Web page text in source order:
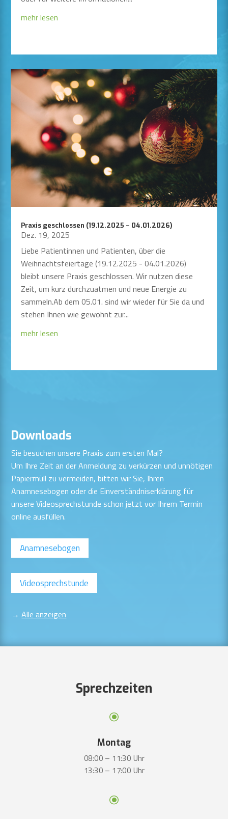
mehr lesen
Praxis geschlossen (19.12.2025 – 04.01.2026)
Dez. 19, 2025
Liebe Patientinnen und Patienten, über die
Weihnachtsfeiertage (19.12.2025 - 04.01.2026)
bleibt unsere Praxis geschlossen. Wir nutzen diese
Zeit, um kurz durchzuatmen und neue Energie zu
sammeln.Ab dem 05.01. sind wir wieder für Sie da und
stehen Ihnen wie gewohnt zur...
mehr lesen
Downloads
Sie besuchen unsere Praxis zum ersten Mal?
Um Ihre Zeit an der Anmeldung zu verkürzen und unnötigen
Papiermüll zu vermeiden, bitten wir Sie, Ihren
Anamnesebogen oder die Einverständniserklärung für
unsere Videosprechstunde schon jetzt vor Ihrem Termin
online ausfüllen.
Anamnesebogen
Videosprechstunde
→Alle anzeigen
Sprechzeiten
\
Montag
08:00 – 11:30 Uhr
13:30 – 17:00 Uhr
\